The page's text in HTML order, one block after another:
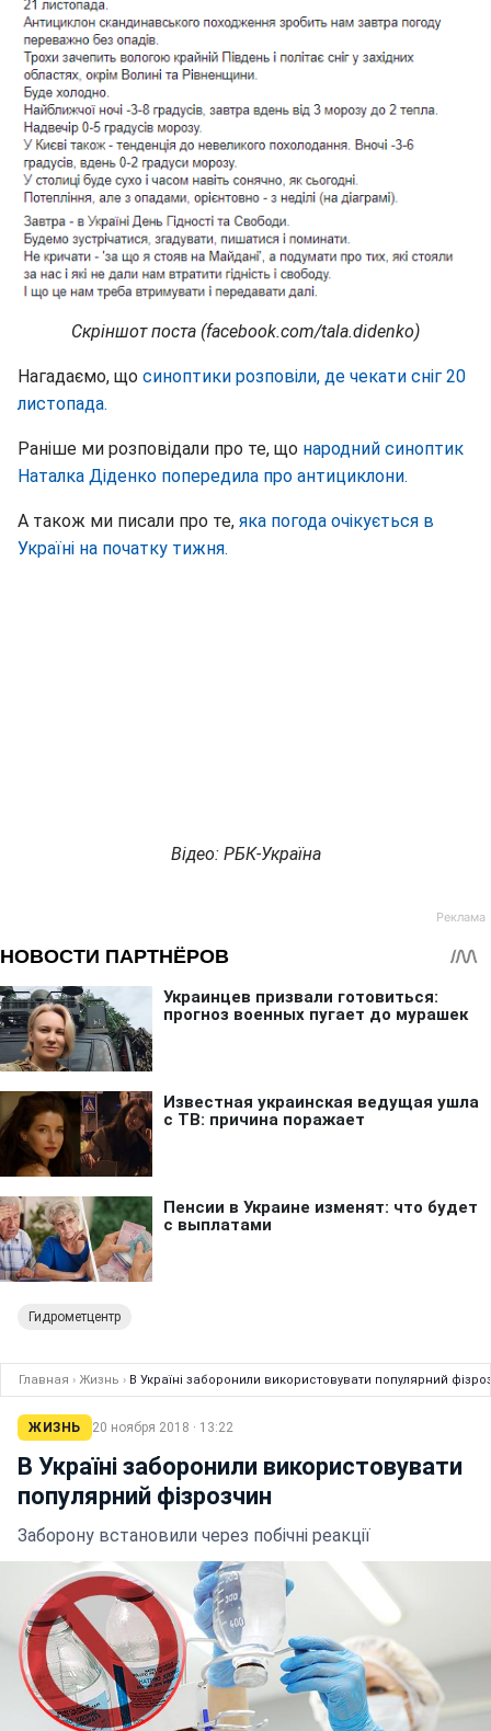
Скріншот поста (facebook.com/tala.didenko)
Нагадаємо, що синоптики розповіли, де чекати сніг 20
листопада.
Раніше ми розповідали про те, що народний синоптик
Наталка Діденко попередила про антициклони.
А також ми писали про те, яка погода очікується в
Україні на початку тижня.
Відео: РБК-Україна
Гидрометцентр
Главная › Жизнь › В Україні заборонили використовувати популярний
ЖИЗНЬ 20 ноября 2018 · 13:22
В Україні заборонили використовувати
популярний фізрозчин
Заборону встановили через побічні реакції